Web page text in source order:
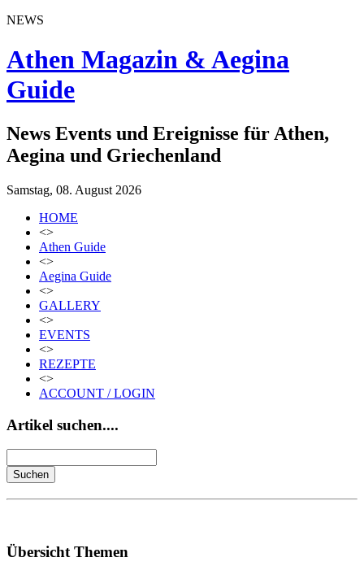
NEWS
Athen Magazin & Aegina
Guide
News Events und Ereignisse für Athen,
Aegina und Griechenland
Samstag, 08. August 2026
HOME
<>
Athen Guide
<>
Aegina Guide
<>
GALLERY
<>
EVENTS
<>
REZEPTE
<>
ACCOUNT / LOGIN
Artikel suchen....
Übersicht Themen